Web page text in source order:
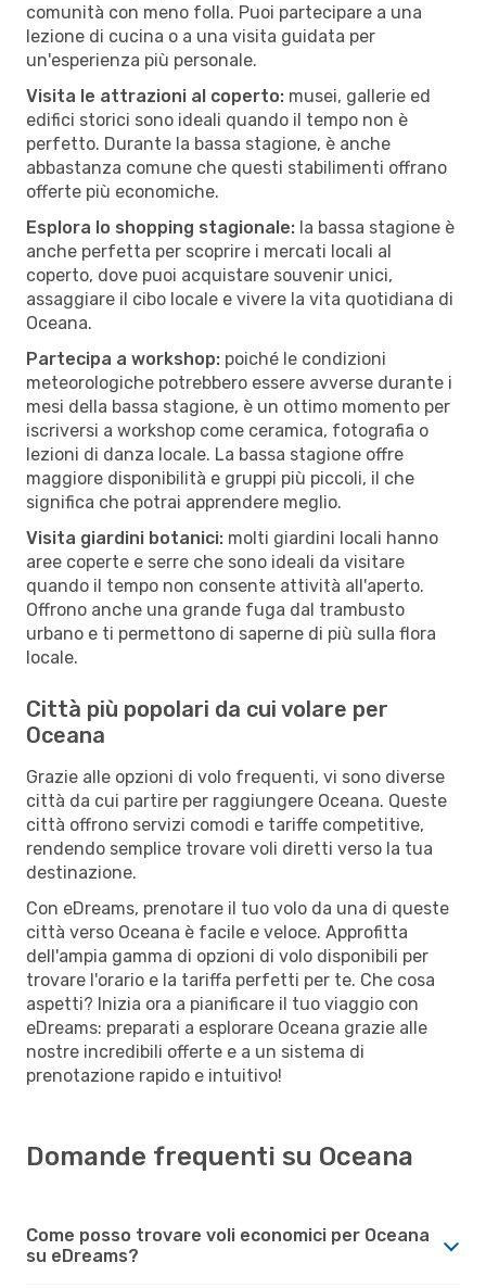
comunità con meno folla. Puoi partecipare a una
lezione di cucina o a una visita guidata per
un'esperienza più personale.
Visita le attrazioni al coperto: musei, gallerie ed
edifici storici sono ideali quando il tempo non è
perfetto. Durante la bassa stagione, è anche
abbastanza comune che questi stabilimenti offrano
offerte più economiche.
Esplora lo shopping stagionale: la bassa stagione è
anche perfetta per scoprire i mercati locali al
coperto, dove puoi acquistare souvenir unici,
assaggiare il cibo locale e vivere la vita quotidiana di
Oceana.
Partecipa a workshop: poiché le condizioni
meteorologiche potrebbero essere avverse durante i
mesi della bassa stagione, è un ottimo momento per
iscriversi a workshop come ceramica, fotografia o
lezioni di danza locale. La bassa stagione offre
maggiore disponibilità e gruppi più piccoli, il che
significa che potrai apprendere meglio.
Visita giardini botanici: molti giardini locali hanno
aree coperte e serre che sono ideali da visitare
quando il tempo non consente attività all'aperto.
Offrono anche una grande fuga dal trambusto
urbano e ti permettono di saperne di più sulla flora
locale.
Città più popolari da cui volare per
Oceana
Grazie alle opzioni di volo frequenti, vi sono diverse
città da cui partire per raggiungere Oceana. Queste
città offrono servizi comodi e tariffe competitive,
rendendo semplice trovare voli diretti verso la tua
destinazione.
Con eDreams, prenotare il tuo volo da una di queste
città verso Oceana è facile e veloce. Approfitta
dell'ampia gamma di opzioni di volo disponibili per
trovare l'orario e la tariffa perfetti per te. Che cosa
aspetti? Inizia ora a pianificare il tuo viaggio con
eDreams: preparati a esplorare Oceana grazie alle
nostre incredibili offerte e a un sistema di
prenotazione rapido e intuitivo!
Domande frequenti su Oceana
Come posso trovare voli economici per Oceana
su eDreams?